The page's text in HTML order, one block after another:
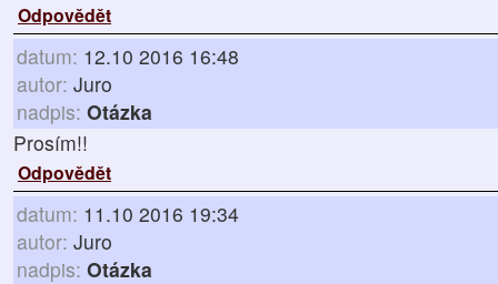
Odpovědět
datum: 12.10 2016 16:48
autor: Juro
nadpis: Otázka
Prosím!!
Odpovědět
datum: 11.10 2016 19:34
autor: Juro
nadpis: Otázka